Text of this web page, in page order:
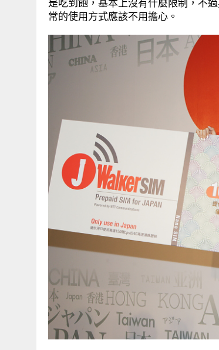
常的使用方式應該不用擔心。